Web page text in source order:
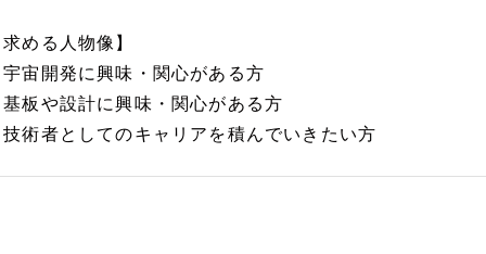
める人物像】
宙開発に興味・関心がある方
板や設計に興味・関心がある方
術者としてのキャリアを積んでいきたい方